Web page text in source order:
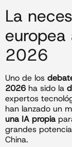
La
europea
2026
Uno de los
2026 ha sido la
expertos
han lanzado un
una IA propia
grandes
China.